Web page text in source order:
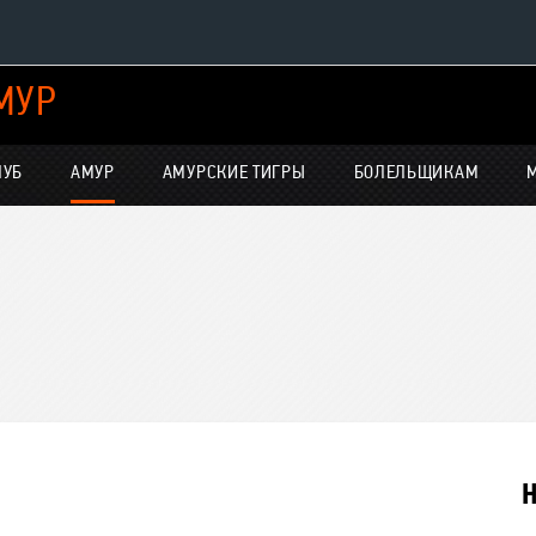
Дивизион Харламова
Автомобилист
АМУР АМУРСКИЕ ТИГРЫ БОЛЕЛЬЩИКАМ